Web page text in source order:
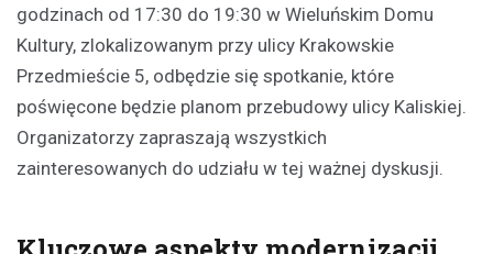
godzinach od 17:30 do 19:30 w Wieluńskim Domu
Kultury, zlokalizowanym przy ulicy Krakowskie
Przedmieście 5, odbędzie się spotkanie, które
poświęcone będzie planom przebudowy ulicy Kaliskiej.
Organizatorzy zapraszają wszystkich
zainteresowanych do udziału w tej ważnej dyskusji.